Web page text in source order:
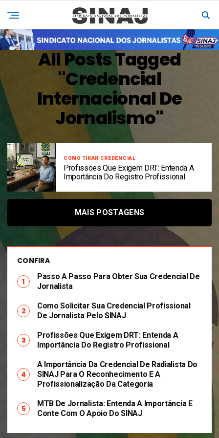
All Posts Tagged
"credencial
Internacional De
Jornalismo"
COMO TIRAR CREDENCIAL
Profissões Que Exigem DRT: Entenda A
Importância Do Registro Profissional
MAIS POSTAGENS
CONFIRA
Passo A Passo Para Obter Sua Credencial De
Jornalista
Como Solicitar Sua Credencial Profissional
De Jornalista Pelo SINAJ
Profissões Que Exigem DRT: Entenda A
Importância Do Registro Profissional
A Importância Da Credencial De Radialista Do
SINAJ Para O Reconhecimento E A
Profissionalização Da Categoria
MTB De Jornalista: Entenda A Importância E
Conte Com O Apoio Do SINAJ